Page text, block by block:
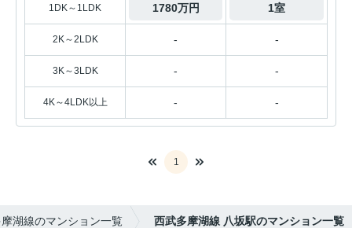
1DK～1LDK 1780万円 1室
2K～2LDK - -
3K～3LDK - -
4K～4LDK以上 - -
1
湖線のマンション一覧 西武多摩湖線 八坂駅のマンション一覧